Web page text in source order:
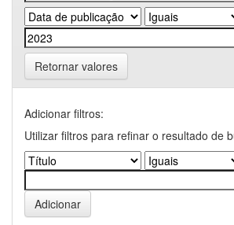
Retornar valores
Adicionar filtros:
Utilizar filtros para refinar o resultado de